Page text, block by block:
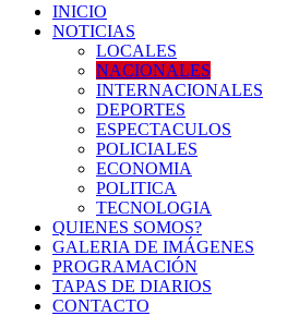
INICIO
NOTICIAS
LOCALES
NACIONALES
INTERNACIONALES
DEPORTES
ESPECTACULOS
POLICIALES
ECONOMIA
POLITICA
TECNOLOGIA
QUIENES SOMOS?
GALERIA DE IMÁGENES
PROGRAMACIÓN
TAPAS DE DIARIOS
CONTACTO